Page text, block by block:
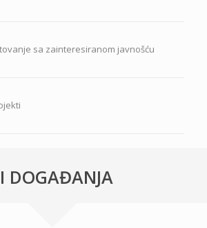
sa zainteresiranom javnošću
DOGAĐANJA